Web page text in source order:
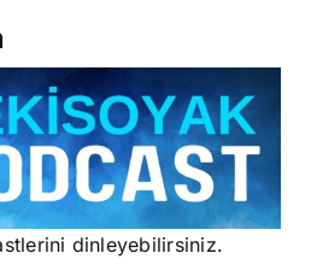
dinleyebilirsiniz.